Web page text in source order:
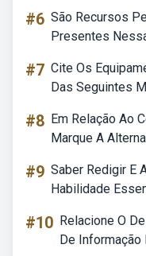
#6 São Recursos
Presentes
#7 Cite Os
Das Seguintes
#8 Em Relação Ao
Marque A
#9 Saber Redigir E
Habilidade
#10 Relacione O
De Informação